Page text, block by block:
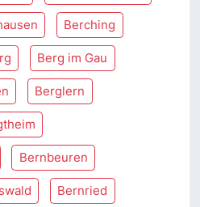
Berching
Berg im Gau
Berglern
Bernbeuren
Bernried